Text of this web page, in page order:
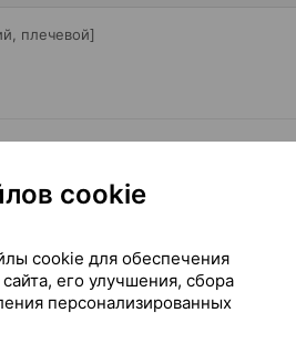
плечевой]
cookie
cookie для обеспечения
его улучшения, сбора
персонализированных